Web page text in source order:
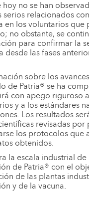
hoy no se han
serios relacionados
en los voluntarios que
no obstante, se
para confirmar la
desde las fases
sobre los
de Patria® se ha
con apego riguroso
y a los estándares
Los resultados
revisadas por
los protocolos que
obtenidos.
la escala industrial
de Patria® con el
de las plantas
y de la vacuna.